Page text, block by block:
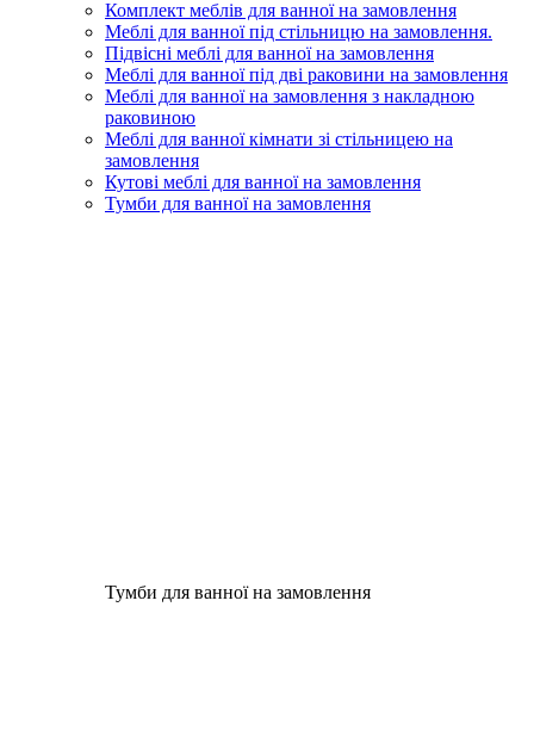
Комплект меблів для ванної на замовлення
Меблі для ванної під стільницю на замовлення.
Підвісні меблі для ванної на замовлення
Меблі для ванної під дві раковини на замовлення
Меблі для ванної на замовлення з накладною
раковиною
Меблі для ванної кімнати зі стільницею на
замовлення
Кутові меблі для ванної на замовлення
Тумби для ванної на замовлення
Тумби для ванної на замовлення